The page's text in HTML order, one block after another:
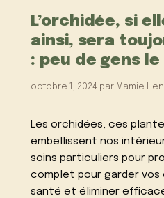
L’orchidée, si
ainsi, sera
: peu de gens
octobre 1, 2024 par Mamie
Les orchidées, ces
embellissent nos
soins particuliers pour
complet pour garder vos
santé et éliminer